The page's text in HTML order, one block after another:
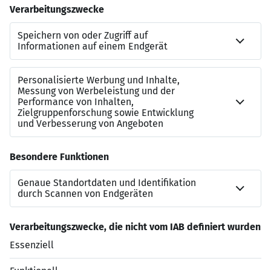
sind wir besonders an Bewerbungen von Frauen
interessiert.
Bewerbungen von Menschen mit
Migrationshintergrund sind ausdrücklich
erwünscht.
Bewerbungen mit anderen
Ausbildungsabschlüssen werden im Einzelfall
geprüft und können ggf. im Zusammenhang mit
anerkannt werden.
Berliner Wasserbetriebe | Recruiting | 10864 Berlin